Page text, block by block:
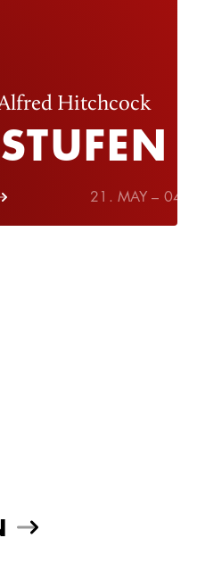
Hitchcock
21. MAY – 04.